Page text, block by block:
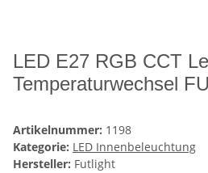
LED E27 RGB CCT
Temperaturwechsel
Artikelnummer: 1198
Kategorie: LED Innenbeleuchtung
Hersteller: Futlight